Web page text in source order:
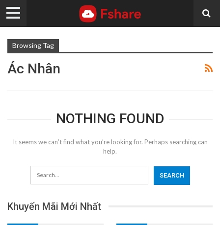
Browsing Tag
Ác Nhân
NOTHING FOUND
It seems we can’t find what you’re looking for. Perhaps searching can
help.
Khuyến Mãi Mới Nhất